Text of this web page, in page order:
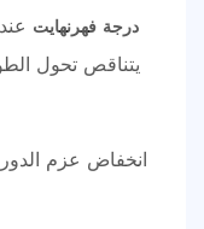
درجة فهرنهايت
يتناقص تحول
انخفاض عزم